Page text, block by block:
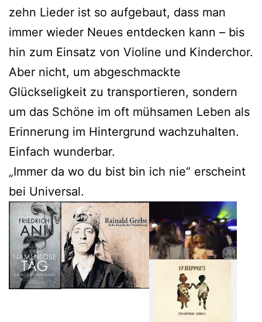
zehn Lieder ist so aufgebaut, dass man
immer wieder Neues entdecken kann – bis
hin zum Einsatz von Violine und Kinderchor.
Aber nicht, um abgeschmackte
Glückseligkeit zu transportieren, sondern
um das Schöne im oft mühsamen Leben als
Erinnerung im Hintergrund wachzuhalten.
Einfach wunderbar.
„Immer da wo du bist bin ich nie“ erscheint
bei Universal.